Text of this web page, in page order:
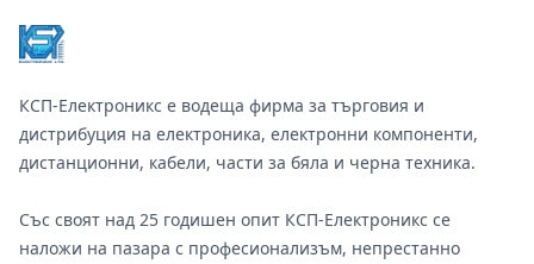
КСП-Електроникс е водеща фирма за търговия и
дистрибуция на електроника, електронни компоненти,
дистанционни, кабели, части за бяла и черна техника.
Със своят над 25 годишен опит КСП-Електроникс се
наложи на пазара с професионализъм, непрестанно